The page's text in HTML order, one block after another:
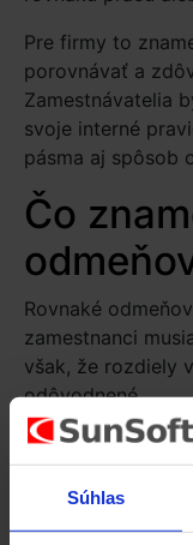
Súhlas
Pre firmy to
porovnávať a
Zamestnávatelia
svoje interné
pásma aj spôsob
Čo
Rovnaké
zamestnanci
však, že rozdiely
odôvodnené.
Zamestnávateľ
čoho mzdu